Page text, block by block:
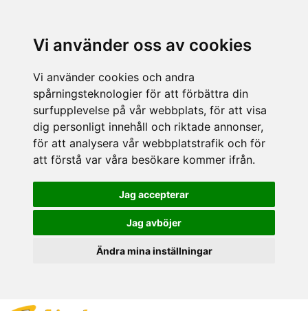
Vi använder oss av cookies
Vi använder cookies och andra
spårningsteknologier för att förbättra din
surfupplevelse på vår webbplats, för att visa
dig personligt innehåll och riktade annonser,
för att analysera vår webbplatstrafik och för
att förstå var våra besökare kommer ifrån.
Jag accepterar
Jag avböjer
Ändra mina inställningar